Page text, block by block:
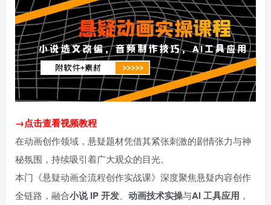
→点击查看视频教程
在动画创作领域，悬疑题材凭借其紧张刺激的剧情张力与神
秘氛围，持续吸引着广大观众的目光。
本门《悬疑动画全流程创作实战课》深度聚焦悬疑内容创作
全链路，融合小说 IP 开发 动画技术实操与AI 工具应用 ，